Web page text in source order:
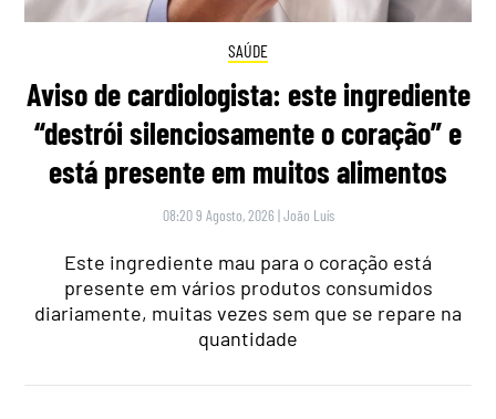
SAÚDE
Aviso de cardiologista: este ingrediente
“destrói silenciosamente o coração” e
está presente em muitos alimentos
08:20 9 Agosto, 2026 |João Luís
Este ingrediente mau para o coração está
presente em vários produtos consumidos
diariamente, muitas vezes sem que se repare na
quantidade